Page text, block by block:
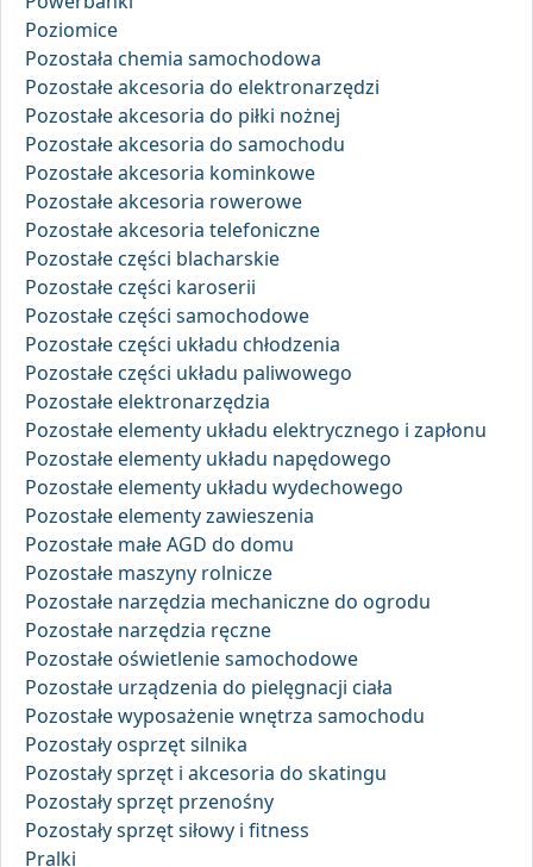
Poziomice
Pozostała chemia samochodowa
Pozostałe akcesoria do elektronarzędzi
Pozostałe akcesoria do piłki nożnej
Pozostałe akcesoria do samochodu
Pozostałe akcesoria kominkowe
Pozostałe akcesoria rowerowe
Pozostałe akcesoria telefoniczne
Pozostałe części blacharskie
Pozostałe części karoserii
Pozostałe części samochodowe
Pozostałe części układu chłodzenia
Pozostałe części układu paliwowego
Pozostałe elektronarzędzia
Pozostałe elementy układu elektrycznego i zapłonu
Pozostałe elementy układu napędowego
Pozostałe elementy układu wydechowego
Pozostałe elementy zawieszenia
Pozostałe małe AGD do domu
Pozostałe maszyny rolnicze
Pozostałe narzędzia mechaniczne do ogrodu
Pozostałe narzędzia ręczne
Pozostałe oświetlenie samochodowe
Pozostałe urządzenia do pielęgnacji ciała
Pozostałe wyposażenie wnętrza samochodu
Pozostały osprzęt silnika
Pozostały sprzęt i akcesoria do skatingu
Pozostały sprzęt przenośny
Pozostały sprzęt siłowy i fitness
Pralki